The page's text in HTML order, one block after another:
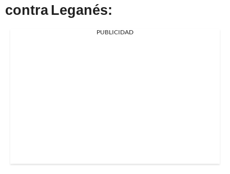
contra Leganés:
PUBLICIDAD